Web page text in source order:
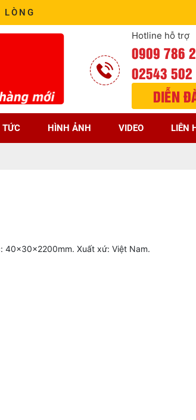
Hotline hỗ trợ
0909 786
02543
DIỄN
TỨC HÌNH ẢNH VIDEO LIÊN
40x30x2200mm. Xuất xứ: Việt Nam.